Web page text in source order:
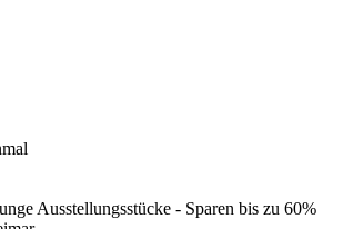
Ausstellungsstücke - Sparen bis zu 60%